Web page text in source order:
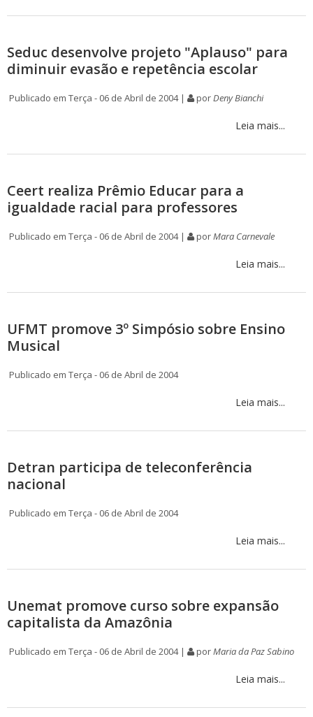
Seduc desenvolve projeto "Aplauso" para
diminuir evasão e repetência escolar
Publicado em Terça - 06 de Abril de 2004 | porDeny Bianchi
Leia mais...
Ceert realiza Prêmio Educar para a
igualdade racial para professores
Publicado em Terça - 06 de Abril de 2004 | porMara Carnevale
Leia mais...
UFMT promove 3º Simpósio sobre Ensino
Musical
Publicado em Terça - 06 de Abril de 2004
Leia mais...
Detran participa de teleconferência
nacional
Publicado em Terça - 06 de Abril de 2004
Leia mais...
Unemat promove curso sobre expansão
capitalista da Amazônia
Publicado em Terça - 06 de Abril de 2004 | porMaria da Paz Sabino
Leia mais...